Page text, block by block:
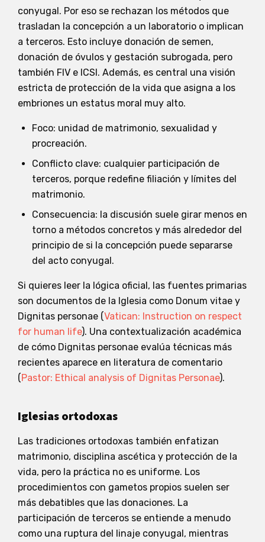
conyugal. Por eso se rechazan los métodos que
trasladan la concepción a un laboratorio o implican
a terceros. Esto incluye donación de semen,
donación de óvulos y gestación subrogada, pero
también FIV e ICSI. Además, es central una visión
estricta de protección de la vida que asigna a los
embriones un estatus moral muy alto.
Foco: unidad de matrimonio, sexualidad y
procreación.
Conflicto clave: cualquier participación de
terceros, porque redefine filiación y límites del
matrimonio.
Consecuencia: la discusión suele girar menos en
torno a métodos concretos y más alrededor del
principio de si la concepción puede separarse
del acto conyugal.
Si quieres leer la lógica oficial, las fuentes primarias
son documentos de la Iglesia como Donum vitae y
Dignitas personae (Vatican: Instruction on respect
for human life). Una contextualización académica
de cómo Dignitas personae evalúa técnicas más
recientes aparece en literatura de comentario
(Pastor: Ethical analysis of Dignitas Personae).
Iglesias ortodoxas
Las tradiciones ortodoxas también enfatizan
matrimonio, disciplina ascética y protección de la
vida, pero la práctica no es uniforme. Los
procedimientos con gametos propios suelen ser
más debatibles que las donaciones. La
participación de terceros se entiende a menudo
como una ruptura del linaje conyugal, mientras